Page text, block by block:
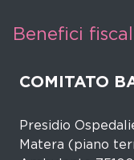
Benefici
COMITATO
Presidio
Matera (piano